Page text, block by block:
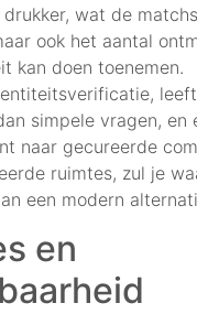
wat de
ook het aantal
kan doen toenemen.
simpele vragen, en
naar gecureerde
ruimtes, zul je
een modern
en